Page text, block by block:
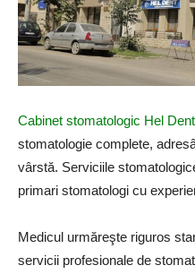
Cabinet stomatologic Hel
stomatologie complete,
vârstă. Serviciile
primari stomatologi cu
Medicul urmăreşte riguros
servicii profesionale de